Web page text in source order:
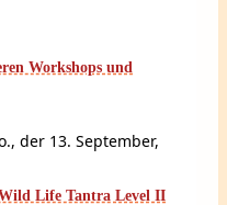
Workshops und
der 13. September,
Life Tantra Level II